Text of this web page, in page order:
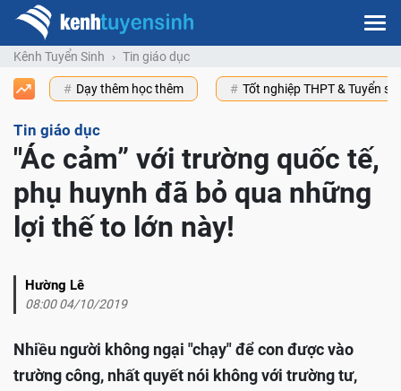
Kênh Tuyển Sinh Tin giáo dục
Dạy thêm học thêm Tốt nghiệp THPT & Tuyển
Tin giáo dục
"Ác cảm” với trường quốc tế,
phụ huynh đã bỏ qua những
lợi thế to lớn này!
Hường Lê
08:00 04/10/2019
Nhiều người không ngại "chạy" để con được vào
trường công, nhất quyết nói không với trường tư,